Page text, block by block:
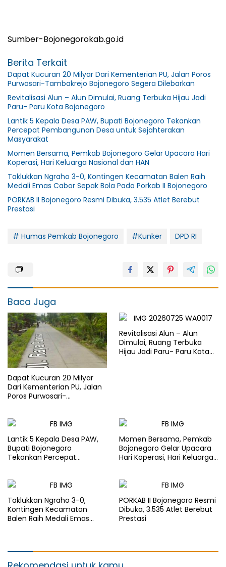
Sumber-Bojonegorokab.go.id
Berita Terkait
Dapat Kucuran 20 Milyar Dari Kementerian PU, Jalan Poros
Purwosari-Tambakrejo Bojonegoro Segera Dilebarkan
Revitalisasi Alun – Alun Dimulai, Ruang Terbuka Hijau Jadi
Paru- Paru Kota Bojonegoro
Lantik 5 Kepala Desa PAW, Bupati Bojonegoro Tekankan
Percepat Pembangunan Desa untuk Sejahterakan
Masyarakat
Momen Bersama, Pemkab Bojonegoro Gelar Upacara Hari
Koperasi, Hari Keluarga Nasional dan HAN
Taklukkan Ngraho 3-0, Kontingen Kecamatan Balen Raih
Medali Emas Cabor Sepak Bola Pada Porkab II Bojonegoro
PORKAB II Bojonegoro Resmi Dibuka, 3.535 Atlet Berebut
Prestasi
# Humas Pemkab Bojonegoro #Kunker DPD RI
Baca Juga
Dapat Kucuran 20 Milyar
Dari Kementerian PU, Jalan
Poros Purwosari-
Revitalisasi Alun – Alun
Dimulai, Ruang Terbuka
Hijau Jadi Paru- Paru Kota
Lantik 5 Kepala Desa PAW,
Bupati Bojonegoro
Tekankan Percepat
Momen Bersama, Pemkab
Bojonegoro Gelar Upacara
Hari Koperasi, Hari Keluarga
Taklukkan Ngraho 3-0,
Kontingen Kecamatan
Balen Raih Medali Emas
PORKAB II Bojonegoro Resmi
Dibuka, 3.535 Atlet Berebut
Prestasi